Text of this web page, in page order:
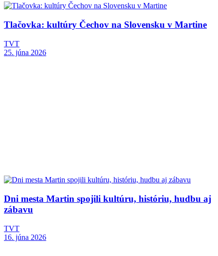
Tlačovka: kultúry Čechov na Slovensku v Martine
TVT
25. júna 2026
Dni mesta Martin spojili kultúru, históriu, hudbu aj
zábavu
TVT
16. júna 2026